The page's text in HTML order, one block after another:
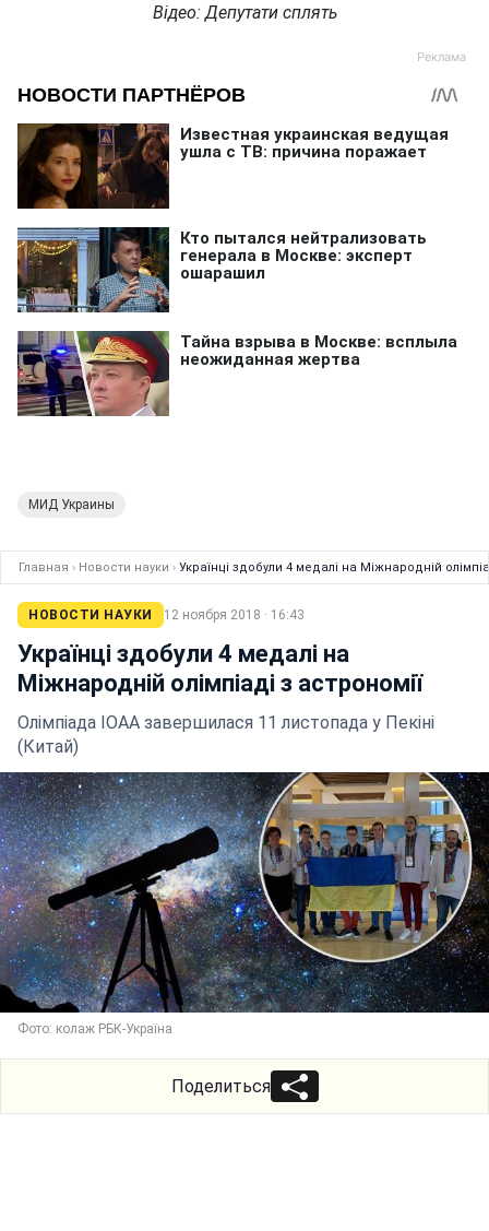
Відео: Депутати сплять
МИД Украины
Главная › Новости науки › Українці здобули 4 медалі на Міжнародній
НОВОСТИ НАУКИ 12 ноября 2018 · 16:43
Українці здобули 4 медалі на
Міжнародній олімпіаді з астрономії
Олімпіада IOAA завершилася 11 листопада у Пекіні
(Китай)
Фото: колаж РБК-Україна
Поделиться